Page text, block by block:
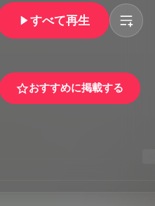
すべて再生
おすすめに掲載する